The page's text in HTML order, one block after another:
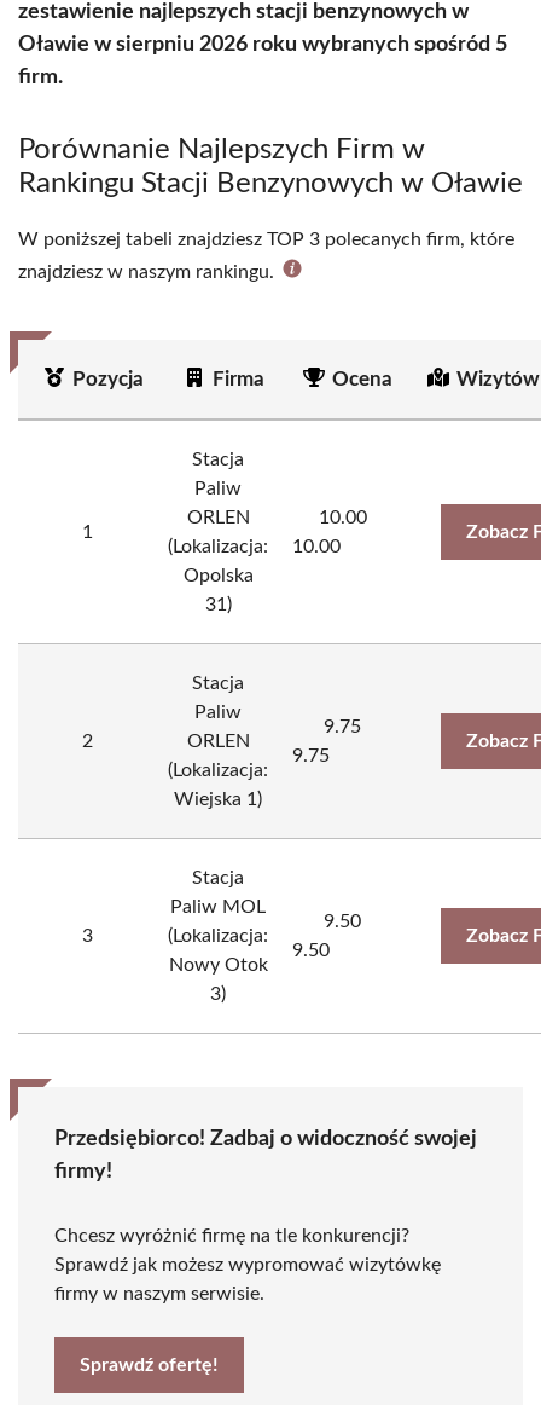
zestawienie najlepszych stacji benzynowych w
Oławie w sierpniu 2026 roku wybranych spośród 5
firm.
Porównanie Najlepszych Firm w
Rankingu Stacji Benzynowych w Oławie
W poniższej tabeli znajdziesz TOP 3 polecanych firm, które
znajdziesz w naszym rankingu.
Pozycja Firma Ocena
1
Stacja
Paliw
ORLEN
(Lokalizacja:
Opolska
31)
10.00
10.00
Zobacz
2
Stacja
Paliw
ORLEN
(Lokalizacja:
Wiejska 1)
9.75
9.75
Zobacz
3
Stacja
Paliw MOL
(Lokalizacja:
Nowy Otok
3)
9.50
9.50
Zobacz
Przedsiębiorco! Zadbaj o widoczność swojej
firmy!
Chcesz wyróżnić firmę na tle konkurencji?
Sprawdź jak możesz wypromować wizytówkę
firmy w naszym serwisie.
Sprawdź ofertę!